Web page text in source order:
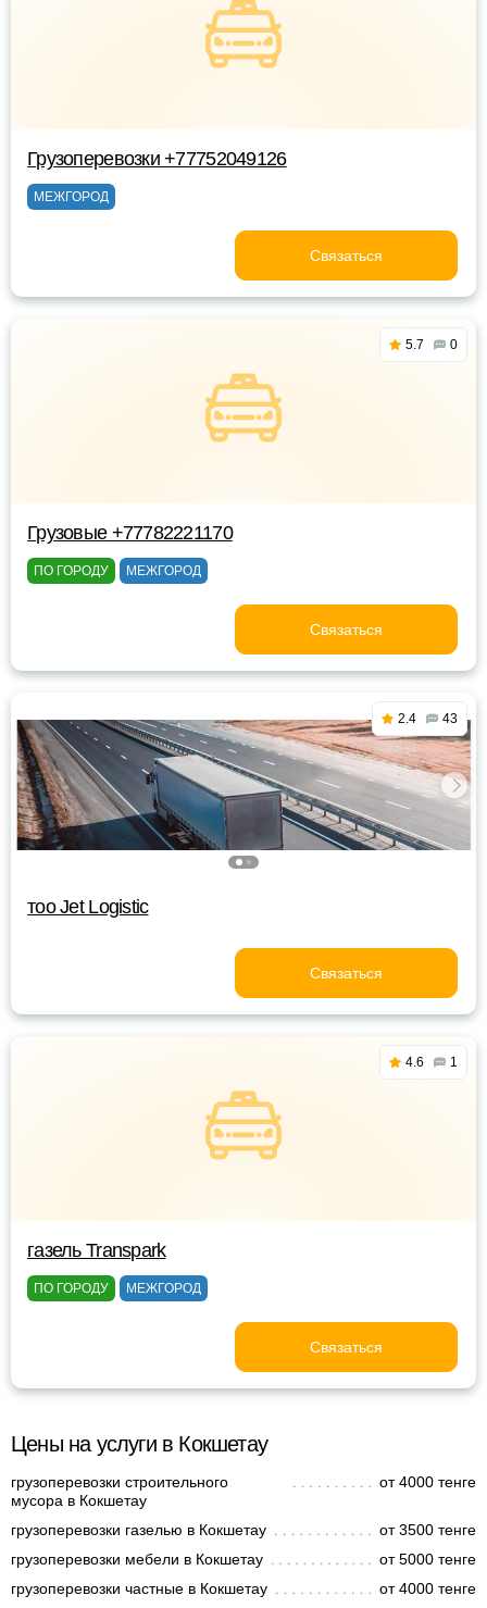
Грузоперевозки +77752049126
МЕЖГОРОД
Связаться
5.7 0
Грузовые +77782221170
ПО ГОРОДУ МЕЖГОРОД
Связаться
2.4 43
тоо Jet Logistic
Связаться
4.6 1
газель Transpark
ПО ГОРОДУ МЕЖГОРОД
Связаться
Цены на услуги в Кокшетау
грузоперевозки строительного
мусора в Кокшетау
от 4000 тенге
грузоперевозки газелью в Кокшетау
от 3500 тенге
грузоперевозки мебели в Кокшетау
от 5000 тенге
грузоперевозки частные в Кокшетау
от 4000 тенге